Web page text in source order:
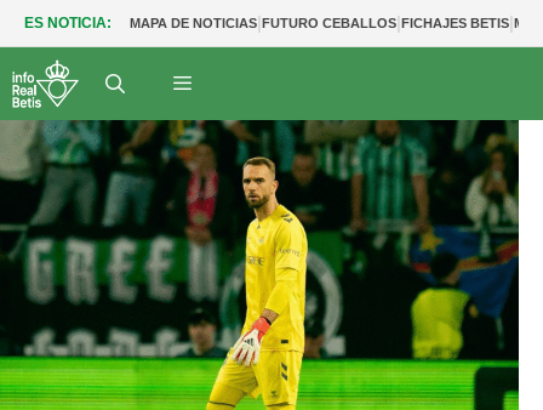
ES NOTICIA: MAPA DE NOTICIAS|FUTURO CEBALLOS|FICHAJES BETIS|